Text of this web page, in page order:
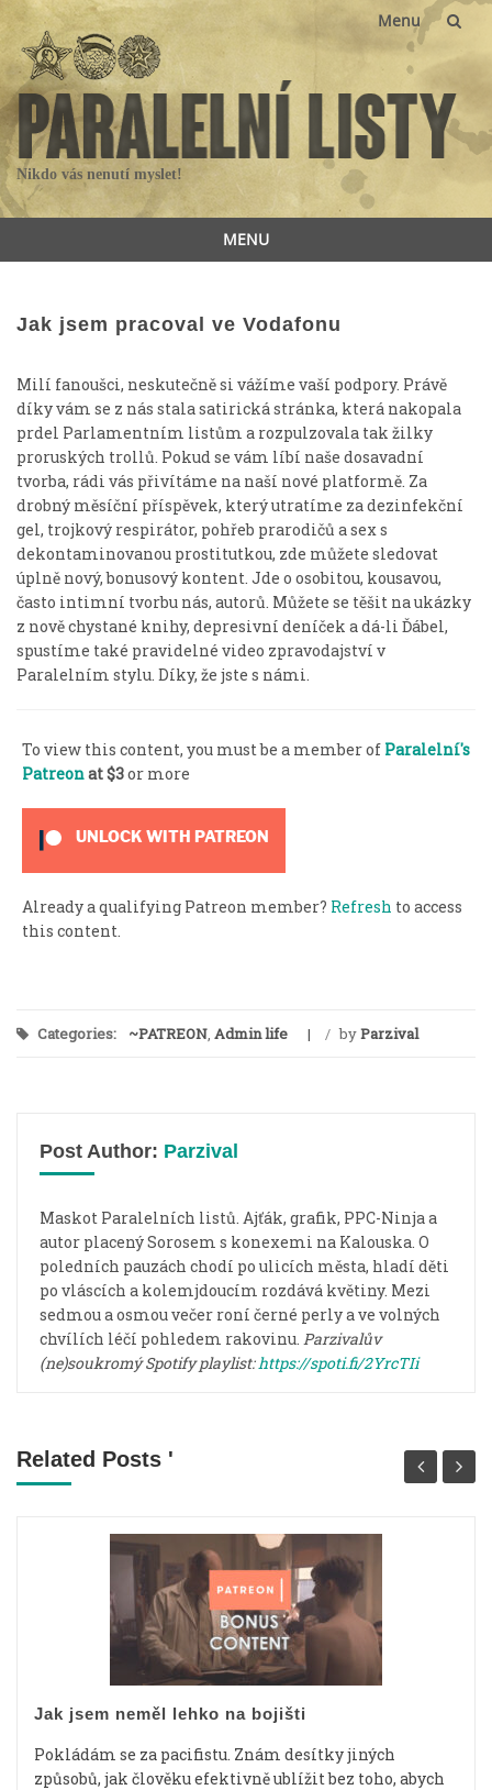
Menu
Skip
content
Nikdo vás nenutí myslet!
MENU
content
Jak jsem pracoval ve Vodafonu
Milí fanoušci, neskutečně si vážíme vaší podpory. Právě
díky vám se z nás stala satirická stránka, která nakopala
prdel Parlamentním listům a rozpulzovala tak žilky
proruských trollů. Pokud se vám líbí naše dosavadní
tvorba, rádi vás přivítáme na naší nové platformě. Za
drobný měsíční příspěvek, který utratíme za dezinfekční
gel, trojkový respirátor, pohřeb prarodičů a sex s
dekontaminovanou prostitutkou, zde můžete sledovat
úplně nový, bonusový kontent. Jde o osobitou, kousavou,
často intimní tvorbu nás, autorů. Můžete se těšit na ukázky
z nově chystané knihy, depresivní deníček a dá-li Ďábel,
spustíme také pravidelné video zpravodajství v
Paralelním stylu. Díky, že jste s námi.
To view this content, you must be a member of Paralelní's
Patreonat $3or more
UNLOCK WITH PATREON
Already a qualifying Patreon member? Refresh to access
this content.
Categories: ~PATREON, Admin life / byParzival
Post Author: Parzival
Maskot Paralelních listů. Ajťák, grafik, PPC-Ninja a
autor placený Sorosem s konexemi na Kalouska. O
poledních pauzách chodí po ulicích města, hladí děti
po vláscích a kolemjdoucím rozdává květiny. Mezi
sedmou a osmou večer roní černé perly a ve volných
chvílích léčí pohledem rakovinu. Parzivalův
(ne)soukromý Spotify playlist:https://spoti.fi/2YrcTIi
Related Posts '
Jak jsem neměl lehko na bojišti
Pokládám se za pacifistu. Znám desítky jiných
způsobů, jak člověku efektivně ublížit bez toho, abych